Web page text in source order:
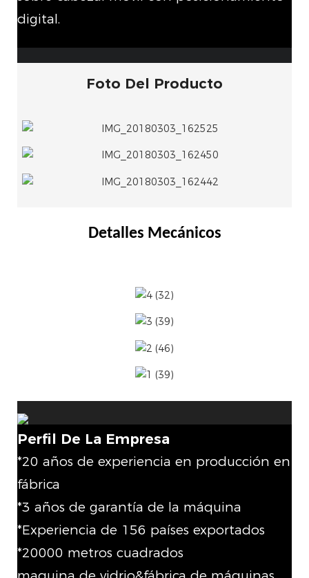
digital.
Foto Del Producto
Detalles Mecánicos
Perfil De La Empresa
*20 años de experiencia en producción en
fábrica
*3 años de garantía de la máquina
*Experiencia de 156 países exportados
*20000 metros cuadrados